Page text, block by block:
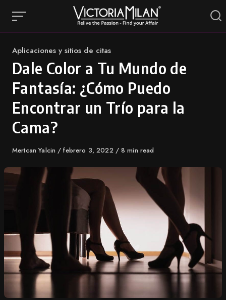
content
Category
Aplicaciones y sitios de citas
Dale Color a Tu Mundo de
Fantasía: ¿Cómo Puedo
Encontrar un Trío para la
Cama?
Author
Mertcan Yalcin
Published
febrero 3, 2022 8 min read